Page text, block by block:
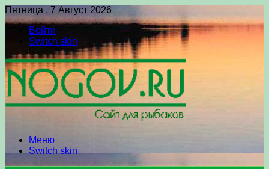
Пятница , 7 Август 2026
Войти
Switch skin
Меню
Switch skin